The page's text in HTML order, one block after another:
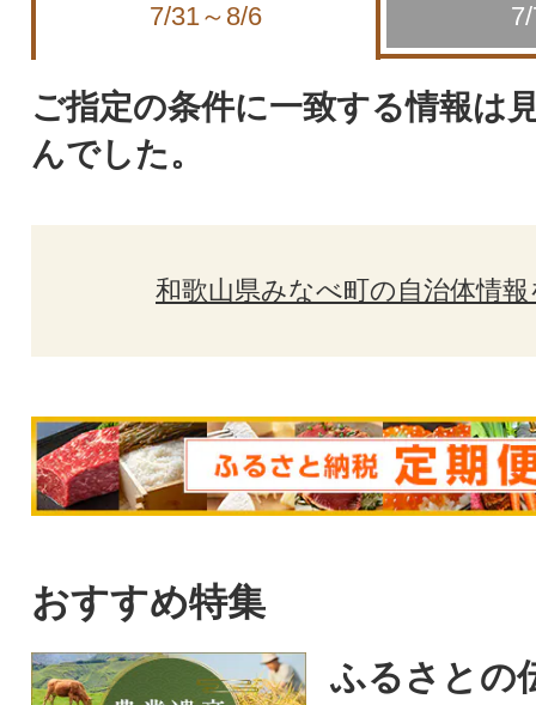
7/31～8/6
ご指定の条件に一致する情報は
んでした。
和歌山県みなべ町の自治体情
おすすめ特集
ふるさとの